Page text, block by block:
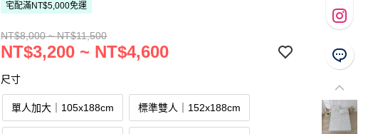
宅配滿NT$5,000免運
NT$8,000 ~ NT$11,500
NT$3,200 ~ NT$4,600
尺寸
單人加大｜105x188cm 標準雙人｜152x188cm